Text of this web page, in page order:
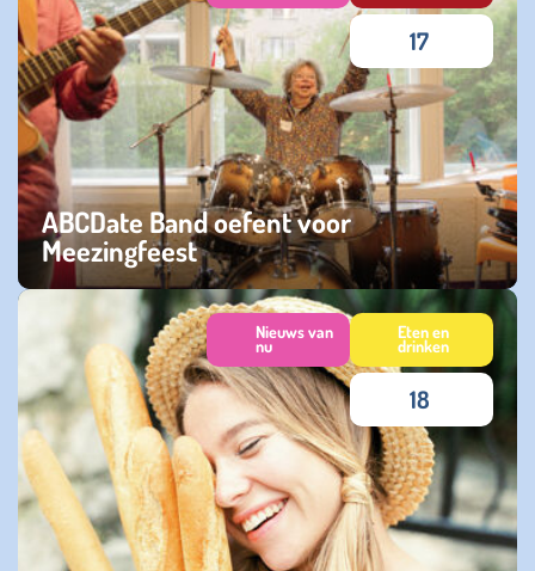
ABCDate Band oefent voor
Meezingfeest
dinsdag 15 oktober 2024
17
Nieuws van
nu
Eten en
drinken
18